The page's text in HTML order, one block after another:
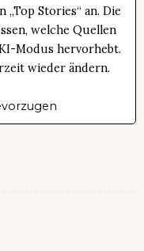
Stories“ an. Die
welche Quellen
Modus hervorhebt.
wieder ändern.